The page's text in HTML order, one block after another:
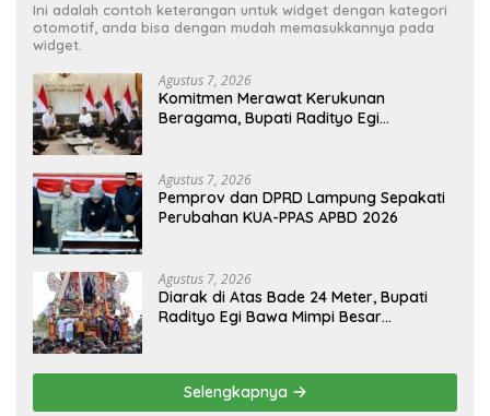
Ini adalah contoh keterangan untuk widget dengan kategori
otomotif, anda bisa dengan mudah memasukkannya pada
widget.
Agustus 7, 2026
Komitmen Merawat Kerukunan
Beragama, Bupati Radityo Egi
Agustus 7, 2026
Pemprov dan DPRD Lampung Sepakati
Perubahan KUA-PPAS APBD 2026
Agustus 7, 2026
Diarak di Atas Bade 24 Meter, Bupati
Radityo Egi Bawa Mimpi Besar
Selengkapnya